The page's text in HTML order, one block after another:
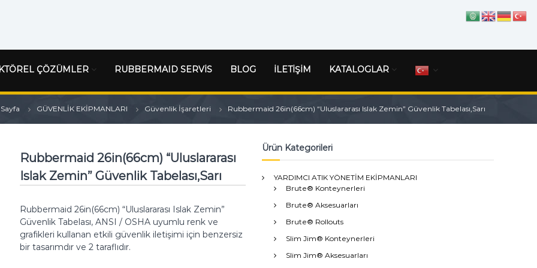
ÇÖZÜMLER RUBBERMAID SERVİS BLOG İLETİŞİM KATALOGLAR
GÜVENLİK EKİPMANLARI Güvenlik İşaretleri Rubbermaid 26in(66cm) “Uluslararası Islak Zemin” Güvenlik Tabelası,Sarı
Rubbermaid 26in(66cm) “Uluslararası
Islak Zemin” Güvenlik Tabelası,Sarı
Rubbermaid 26in(66cm) “Uluslararası Islak Zemin”
Güvenlik Tabelası, ANSI / OSHA uyumlu renk ve
grafikleri kullanan etkili güvenlik iletişimi için benzersiz
bir tasarımdır ve 2 taraflıdır.
Ürün Kategorileri
YARDIMCI ATIK YÖNETİM EKİPMANLARI
Brute® Konteynerleri
Brute® Aksesuarları
Brute® Rollouts
Slim Jim® Konteynerleri
Slim Jim® Aksesuarları